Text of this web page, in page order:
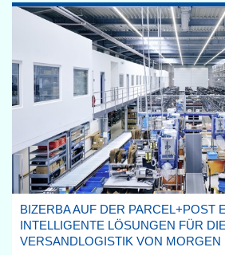
BIZERBA AUF DER PARCEL+POST
INTELLIGENTE LÖSUNGEN FÜR DIE
VERSANDLOGISTIK VON MORGEN